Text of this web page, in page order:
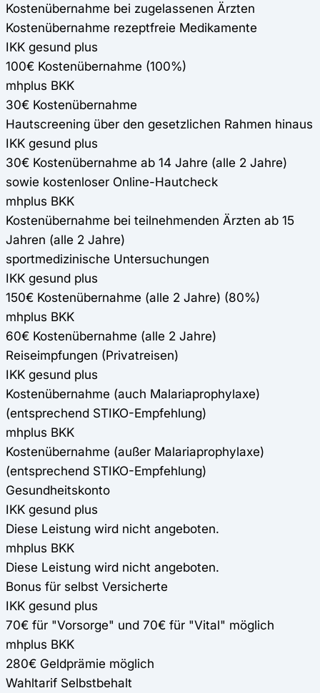
Kostenübernahme bei zugelassenen Ärzten
Kostenübernahme rezeptfreie Medikamente
IKK gesund plus
100€ Kostenübernahme (100%)
mhplus BKK
30€ Kostenübernahme
Hautscreening über den gesetzlichen Rahmen hinaus
IKK gesund plus
30€ Kostenübernahme ab 14 Jahre (alle 2 Jahre)
sowie kostenloser Online-Hautcheck
mhplus BKK
Kostenübernahme bei teilnehmenden Ärzten ab 15
Jahren (alle 2 Jahre)
sportmedizinische Untersuchungen
IKK gesund plus
150€ Kostenübernahme (alle 2 Jahre) (80%)
mhplus BKK
60€ Kostenübernahme (alle 2 Jahre)
Reiseimpfungen (Privatreisen)
IKK gesund plus
Kostenübernahme (auch Malariaprophylaxe)
(entsprechend STIKO-Empfehlung)
mhplus BKK
Kostenübernahme (außer Malariaprophylaxe)
(entsprechend STIKO-Empfehlung)
Gesundheitskonto
IKK gesund plus
Diese Leistung wird nicht angeboten.
mhplus BKK
Diese Leistung wird nicht angeboten.
Bonus für selbst Versicherte
IKK gesund plus
70€ für "Vorsorge" und 70€ für "Vital" möglich
mhplus BKK
280€ Geldprämie möglich
Wahltarif Selbstbehalt